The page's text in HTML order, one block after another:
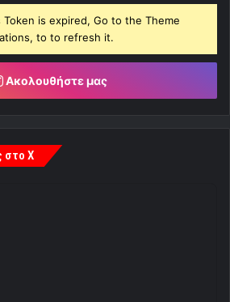
Token is expired, Go to the Theme
to to refresh it.
Ακολουθήστε μας
στο X